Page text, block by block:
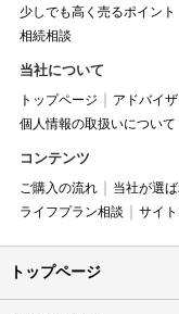
少しでも高く売るポイント
相続相談
当社について
トップページ アドバイ
個人情報の取扱いについて
コンテンツ
ご購入の流れ 当社が選
ライフプラン相談
サイ
トップページ